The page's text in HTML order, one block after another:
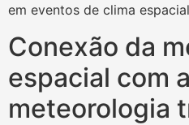
em eventos de clima
Conexão da
espacial com a
meteorologia